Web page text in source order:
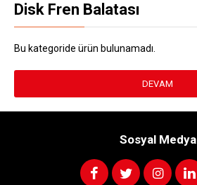
Disk Fren Balatası
Bu kategoride ürün bulunamadı.
DEVAM
Sosyal Medya